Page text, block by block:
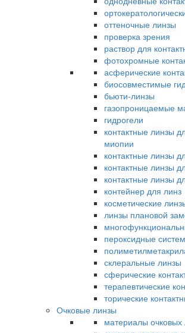
оттеночные линзы
проверка зрения
раствор для
фотохромные
асферические
биосовместимые
бьюти-линзы
газопроницаемые
гидрогели
контактные линзы
миопии
контактные линзы
контактные линзы
контактные линзы
контейнер для линз
косметические
линзы плановой
пероксидные
склеральные линзы
сферические
терапевтические
торические
Очковые линзы
материалы очковых